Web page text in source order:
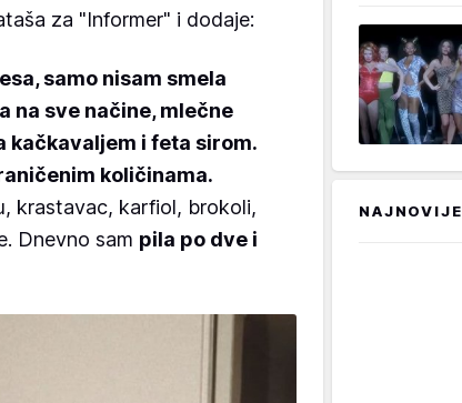
za "Informer" i dodaje:
samo nisam smela
na sve načine, mlečne
kačkavaljem i feta sirom.
količinama.
krastavac, karfiol, brokoli,
Dnevno sam pila po dve i
NAJNOVIJE